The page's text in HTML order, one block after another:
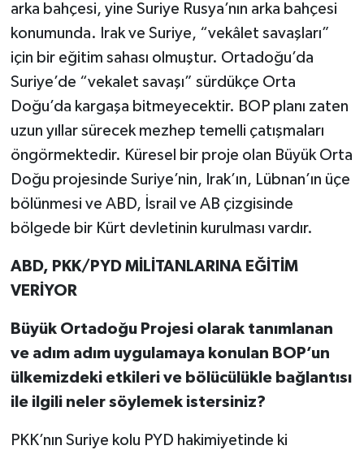
arka bahçesi, yine Suriye Rusya’nın arka bahçesi
konumunda. Irak ve Suriye, “vekâlet savaşları”
için bir eğitim sahası olmuştur. Ortadoğu’da
Suriye’de “vekalet savaşı” sürdükçe Orta
Doğu’da kargaşa bitmeyecektir. BOP planı zaten
uzun yıllar sürecek mezhep temelli çatışmaları
öngörmektedir. Küresel bir proje olan Büyük Orta
Doğu projesinde Suriye’nin, Irak’ın, Lübnan’ın üçe
bölünmesi ve ABD, İsrail ve AB çizgisinde
bölgede bir Kürt devletinin kurulması vardır.
ABD, PKK/PYD MİLİTANLARINA EĞİTİM
VERİYOR
Büyük Ortadoğu Projesi olarak tanımlanan
ve adım adım uygulamaya konulan BOP’un
ülkemizdeki etkileri ve bölücülükle bağlantısı
ile ilgili neler söylemek istersiniz?
PKK’nın Suriye kolu PYD hakimiyetinde ki